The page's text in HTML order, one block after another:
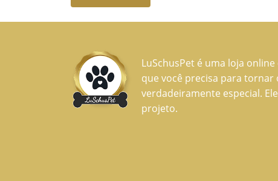
LuSchusPet é uma loja
que você precisa para tornar
verdadeiramente especial.
projeto.